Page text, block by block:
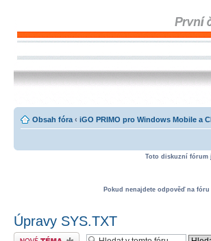
Obsah fóra ‹ iGO PRIMO pro Windows Mobile a
Toto diskuzní fórum
Pokud nenajdete odpověď na fóru
Úpravy SYS.TXT
Odeslat nové téma